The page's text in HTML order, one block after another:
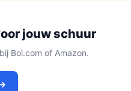
jouwschuur
Bol.com of Amazon.